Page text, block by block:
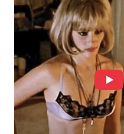
WN
CIREBON
WN
INDRAMAYU
WN
KUNINGAN